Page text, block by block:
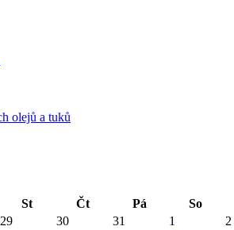
olejů a tuků
St Čt Pá
So
29 30 31 1 2